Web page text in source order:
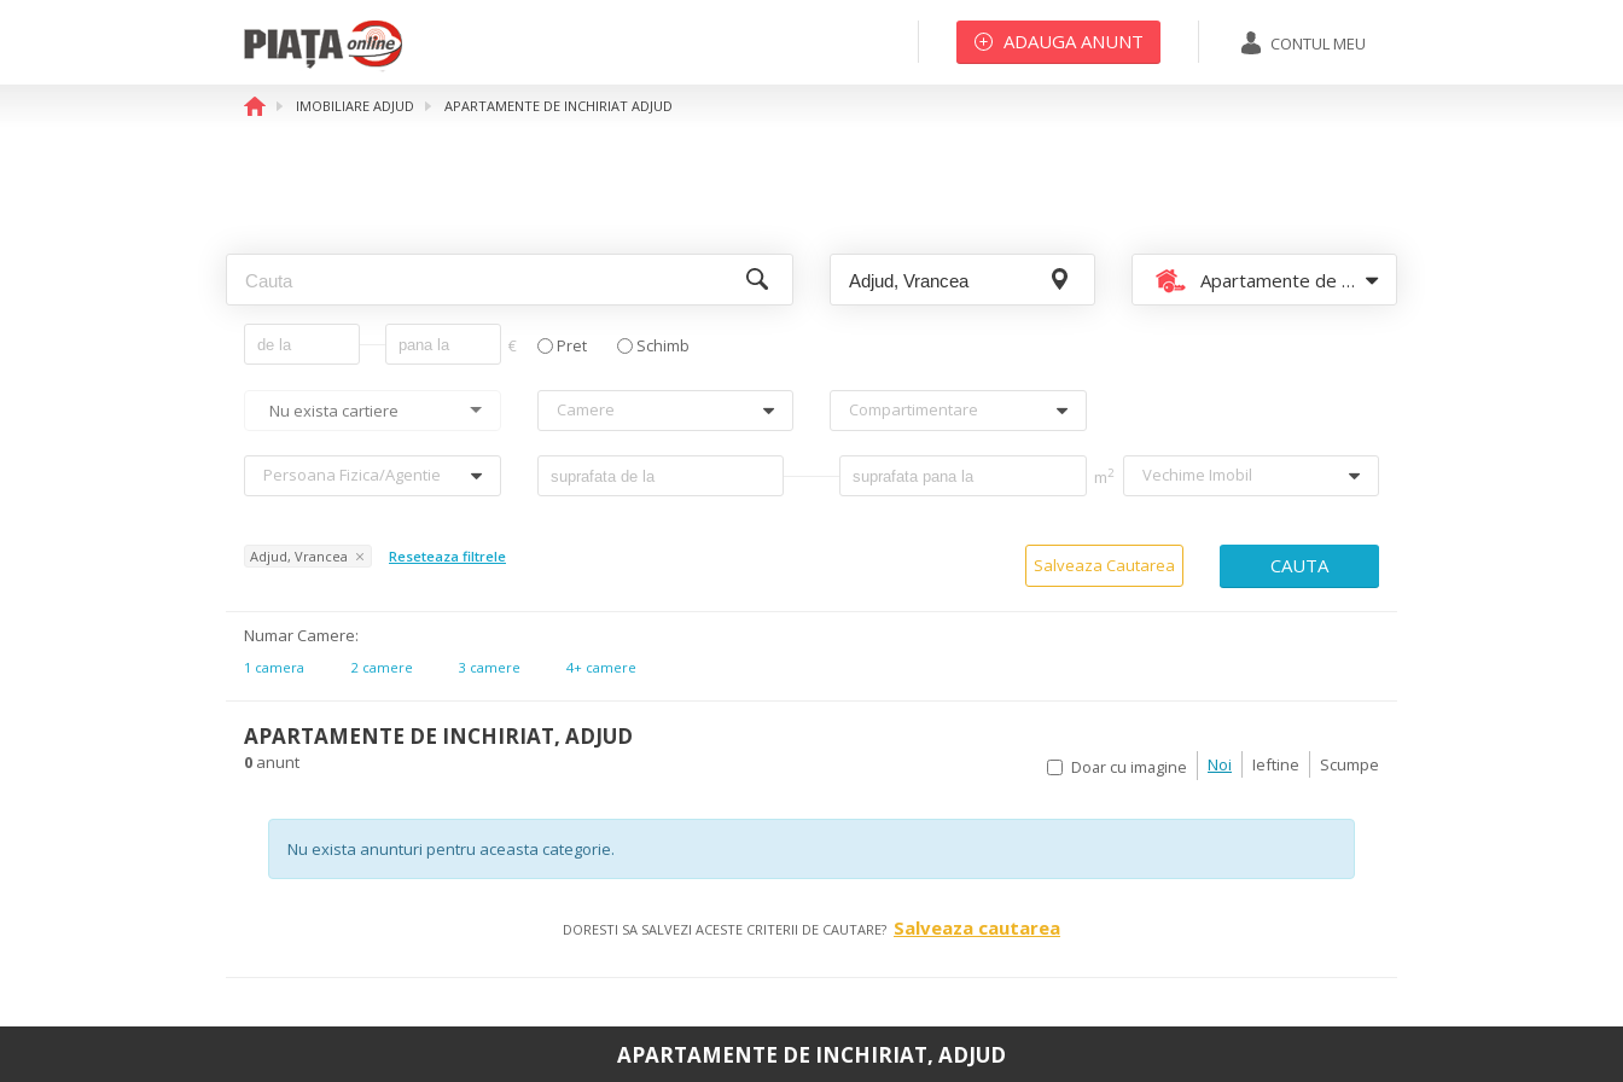
CONTUL MEU
ADAUGA ANUNT
IMOBILIARE ADJUD APARTAMENTE DE INCHIRIAT ADJUD
Apartamente de inchiriat
€ Pret Schimb
Nu exista cartiere Camere Compartimentare
Persoana Fizica/agentie m2 Vechime Imobil
Adjud, Vrancea Reseteaza filtrele Salveaza Cautarea CAUTA
Numar Camere:
1 camera 2 camere 3 camere 4+ camere
APARTAMENTE DE INCHIRIAT, ADJUD
0 anunt Doar cu imagine Noi Ieftine Scumpe
Nu exista anunturi pentru aceasta categorie.
DORESTI SA SALVEZI ACESTE CRITERII DE CAUTARE? Salveaza cautarea
APARTAMENTE DE INCHIRIAT, ADJUD